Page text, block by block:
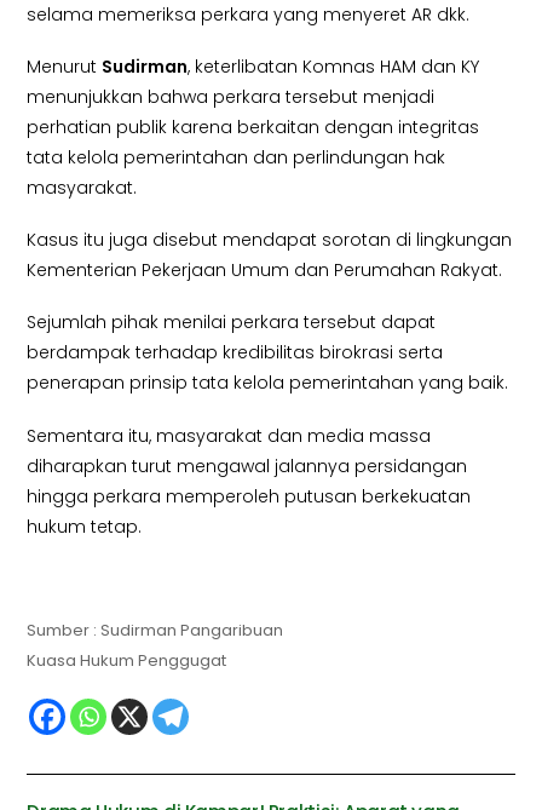
selama memeriksa perkara yang menyeret AR dkk.
Menurut Sudirman, keterlibatan Komnas HAM dan KY
menunjukkan bahwa perkara tersebut menjadi
perhatian publik karena berkaitan dengan integritas
tata kelola pemerintahan dan perlindungan hak
masyarakat.
Kasus itu juga disebut mendapat sorotan di lingkungan
Kementerian Pekerjaan Umum dan Perumahan Rakyat.
Sejumlah pihak menilai perkara tersebut dapat
berdampak terhadap kredibilitas birokrasi serta
penerapan prinsip tata kelola pemerintahan yang baik.
Sementara itu, masyarakat dan media massa
diharapkan turut mengawal jalannya persidangan
hingga perkara memperoleh putusan berkekuatan
hukum tetap.
Sumber : Sudirman Pangaribuan
Kuasa Hukum Penggugat